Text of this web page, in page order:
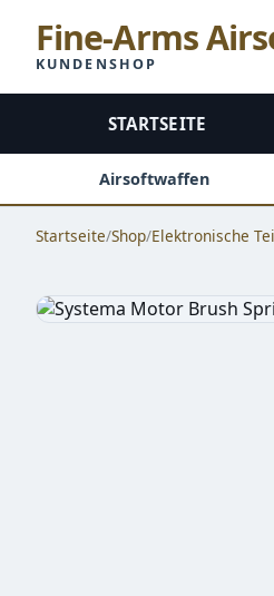
Fine-Arms
KUNDENSHOP
STARTSEITE
Airsoftwaffen
Startseite/Shop/Elektronische